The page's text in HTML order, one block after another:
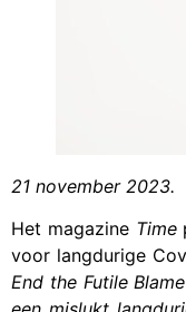
21 november 2023.
Het magazine Time
voor langdurige
End the Futile